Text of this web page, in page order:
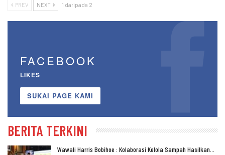
PREV NEXT 1 daripada 2
FACEBOOK
LIKES
SUKAI PAGE KAMI
BERITA TERKINI
Wawali Harris Bobihoe : Kolaborasi Kelola Sampah Hasilkan…